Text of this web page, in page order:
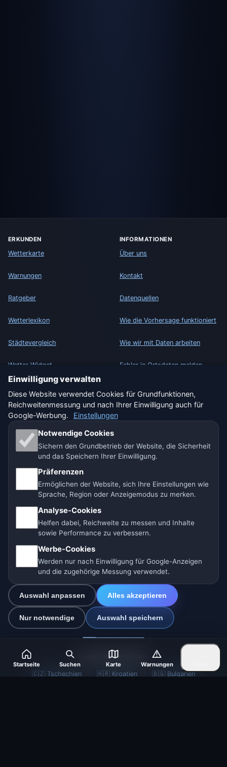
ERKUNDEN
Wetterkarte
Warnungen
Ratgeber
Wetterlexikon
Städtevergleich
Wetter-Widget
INFORMATIONEN
Über uns
Kontakt
Datenquellen
Wie die Vorhersage funktioniert
Wie wir mit Daten arbeiten
Fehler in Ortsdaten melden
RECHTLICHES
Datenschutz
Cookies
Nutzungsbedingungen
Haftungsausschluss
Impressum
Wir helfen Tieren
Einstellungen
🇩🇪 Wetter Deutschland 🇦🇹 Wetter Österreich
Unsere Wetterseiten:
🇨🇿 Tschechien 🇭🇷 Kroatien 🇧🇬 Bulgarien
Startseite Suchen Karte Warnungen
Einwilligung verwalten
Diese Website verwendet Cookies für Grundfunktionen,
Reichweitenmessung und nach Ihrer Einwilligung auch für
Google-Werbung.
Einstellungen
Notwendige Cookies
Sichern den Grundbetrieb der Website, die Sicherheit
und das Speichern Ihrer Einwilligung.
Präferenzen
Ermöglichen der Website, sich Ihre Einstellungen wie
Sprache, Region oder Anzeigemodus zu merken.
Analyse-Cookies
Helfen dabei, Reichweite zu messen und Inhalte
sowie Performance zu verbessern.
Werbe-Cookies
Werden nur nach Einwilligung für Google-Anzeigen
und die zugehörige Messung verwendet.
Auswahl anpassen Alles akzeptieren
Nur notwendige Auswahl speichern